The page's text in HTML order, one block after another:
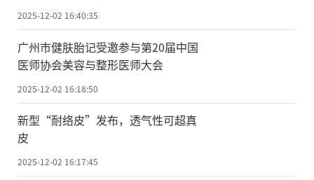
2025-12-02 16:40:35
广州市健肤胎记受邀参与第20届中国
医师协会美容与整形医师大会
2025-12-02 16:18:50
新型“耐络皮”发布，透气性可超真
皮
2025-12-02 16:17:45